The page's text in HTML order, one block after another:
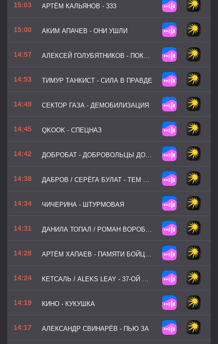
15:03 АРТЁМ КАЛЬЯНОВ - 333
15:00 АКИМ АПАЧЕВ - ОНИ УШЛИ
14:57 АЛЕКСЕЙ ГОЛУБЯТНИКОВ - ПОКРОВСК
14:53 ТИМУР ТАНКИСТ - СИЛА В ПРАВДЕ
14:49 СЕКТОР ГАЗА - ДЕМОБИЛИЗАЦИЯ
14:45 QKOOK - СПЕЦНАЗ
14:42 ДОБРОБАТ - ДОБРОВОЛЬЦЫ ДОНБАСА
14:38 ДАБРОВ / СЕРЁГА БУЛАТ - ТЕМ КОГО С НАМИ НЕТ
14:34 ЧИЧЕРИНА - ШТУРМОВАЯ
14:31 ДАНИЛА ТОПАЛ / РОМАН ВОРОБЬЁВ - ИНТЕРВЬЮ СО СНАЙПЕРОМ
14:28 АРТЁМ ХАПАЕВ - ПАМЯТИ БОЙЦОВ СВО
14:24 КЕТСАЛЬ / ALEKS LEAY - 37-ОЙ ШТУРМОВОЙ ОТРЯД
14:19 КИНО - КУКУШКА
14:17 АЛЕКСАНДР СВИНАРЁВ - ПЬЮ ЗА